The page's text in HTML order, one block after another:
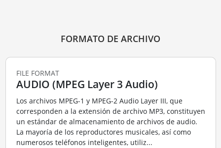
FORMATO DE ARCHIVO
FILE FORMAT
AUDIO (MPEG Layer 3 Audio)
Los archivos MPEG-1 y MPEG-2 Audio Layer III, que
corresponden a la extensión de archivo MP3, constituyen
un estándar de almacenamiento de archivos de audio.
La mayoría de los reproductores musicales, así como
numerosos teléfonos inteligentes, utiliz...